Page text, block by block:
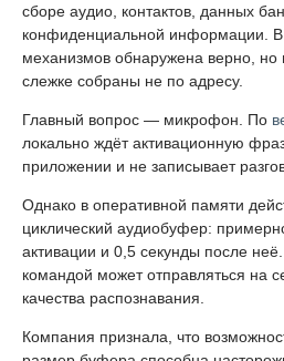
сборе аудио, контактов, данных
конфиденциальной информации. В
механизмов обнаружена верно, но
слежке собраны не по адресу.
Главный вопрос — микрофон. По
локально ждёт активационную
приложении и не записывает
Однако в оперативной памяти
циклический аудиобуфер:
активации и 0,5 секунды после
командой может отправляться на
качества распознавания.
Компания признала, что